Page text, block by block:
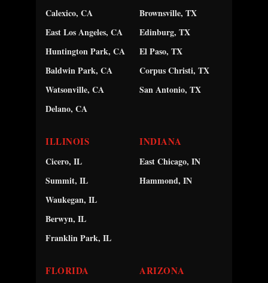
Calexico, CA
East Los Angeles, CA
Huntington Park, CA
Baldwin Park, CA
Watsonville, CA
Delano, CA
Brownsville, TX
Edinburg, TX
El Paso, TX
Corpus Christi, TX
San Antonio, TX
ILLINOIS
Cicero, IL
Summit, IL
Waukegan, IL
Berwyn, IL
Franklin Park, IL
INDIANA
East Chicago, IN
Hammond, IN
FLORIDA ARIZONA